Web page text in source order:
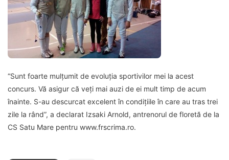
“Sunt foarte mulțumit de evoluția sportivilor mei la acest
concurs. Vă asigur că veți mai auzi de ei mult timp de acum
înainte. S-au descurcat excelent în condițiile în care au tras trei
zile la rând”, a declarat Izsaki Arnold, antrenorul de floretă de la
CS Satu Mare pentru www.frscrima.ro.